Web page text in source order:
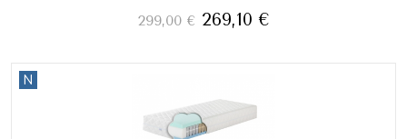
299,00 € 269,10 €
N